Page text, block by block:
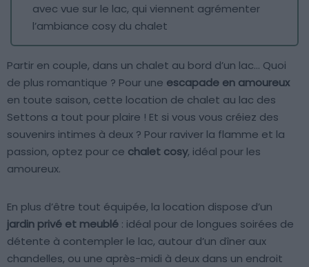
avec vue sur le lac, qui viennent agrémenter
l’ambiance cosy du chalet
Partir en couple, dans un chalet au bord d’un lac… Quoi
de plus romantique ? Pour une escapade en amoureux
en toute saison, cette location de chalet au lac des
Settons a tout pour plaire ! Et si vous vous créiez des
souvenirs intimes à deux ? Pour raviver la flamme et la
passion, optez pour ce chalet cosy, idéal pour les
amoureux.
En plus d’être tout équipée, la location dispose d’un
jardin privé et meublé : idéal pour de longues soirées de
détente à contempler le lac, autour d’un dîner aux
chandelles, ou une après-midi à deux dans un endroit